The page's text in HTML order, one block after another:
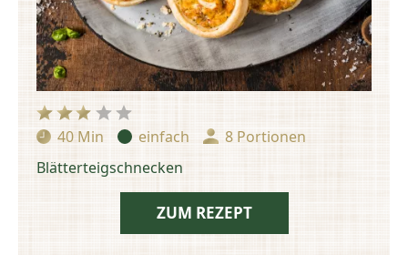
Zubereitungszeit:
40 Min Schwierigkeit:
einfach Portionen:
8 Portionen
Blätterteigschnecken
ZUM REZEPT